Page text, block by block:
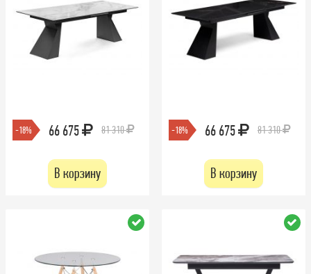
-18% 66 675 81 310
В корзину
-18% 66 675 81 310
В корзину